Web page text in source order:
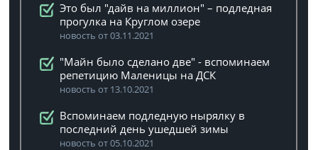
Это был "дайв на миллион" – подледная
прогулка на Круглом озере
новость от 03.11.2021
"Майн было сделано две" - вспоминаем
репетицию Маленицы на ДСК
новость от 13.10.2021
Вспоминаем подледную нырялку в
последний день ушедшей зимы
новость от 05.10.2021